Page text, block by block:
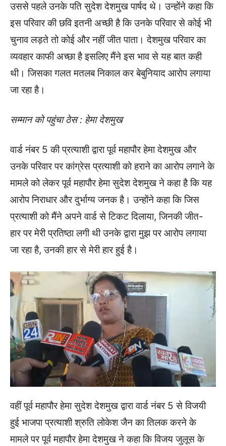
उससे पहले उनके पति सुदेश देशमुख पार्षद थे। उन्होंने कहा कि
इस परिवार की छवि इतनी अच्छी है कि उनके परिवार से कोई भी
चुनाव लड़ते तो कोई और नहीं जीत पाता। देशमुख परिवार का
व्यवहार काफी अच्छा है इसलिए मैंने इस भाव से यह बात कही
थी। जिसका गलत मतलब निकाल कर बेबुनियाद आरोप लगाया
जा रहा है।
सम्मान को पहुंचा ठेस : हेमा देशमुख
वार्ड नंबर 5 की प्रत्याशी द्वारा पूर्व महापौर हेमा देशमुख और
उनके परिवार पर कांग्रेस प्रत्याशी को हराने का आरोप लगाने के
मामले को लेकर पूर्व महापौर हेमा सुदेश देशमुख ने कहा है कि यह
आरोप निराधार और दुर्भाग्य जनक है। उन्होंने कहा कि जिस
प्रत्याशी को मैंने अपने वार्ड से टिकट दिलाया, जिनकी जीत-
हार पर मेरी प्रतिष्ठा लगी थी उनके द्वारा मुझ पर आरोप लगाया
जा रहा है, उनकी हार से मेरी हार हुई है।
वहीं पूर्व महापौर हेमा सुदेश देशमुख द्वारा वार्ड नंबर 5 से विजयी
हुई भाजपा प्रत्याशी श्रुति लोकेश जैन का तिलक करने के
मामले पर पूर्व महापौर हेमा देशमुख ने कहा कि विजय जुलूस के